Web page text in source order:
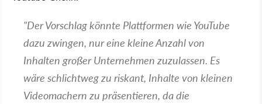
"Der Vorschlag könnte Plattformen wie YouTube
dazu zwingen, nur eine kleine Anzahl von
Inhalten großer Unternehmen zuzulassen. Es
wäre schlichtweg zu riskant, Inhalte von kleinen
Videomachern zu präsentieren, da die